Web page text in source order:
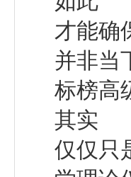
才能确
并非当
标榜高
其实
仅仅只